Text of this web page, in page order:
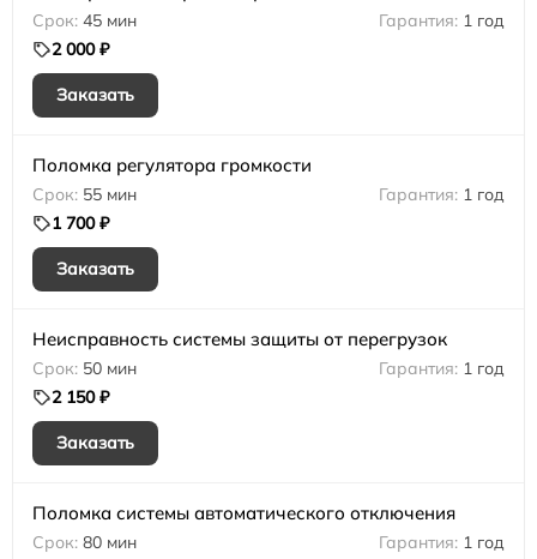
45 мин
1 год
2 000 ₽
Заказать
Поломка регулятора громкости
55 мин
1 год
1 700 ₽
Заказать
Неисправность системы защиты от перегрузок
50 мин
1 год
2 150 ₽
Заказать
Поломка системы автоматического отключения
80 мин
1 год